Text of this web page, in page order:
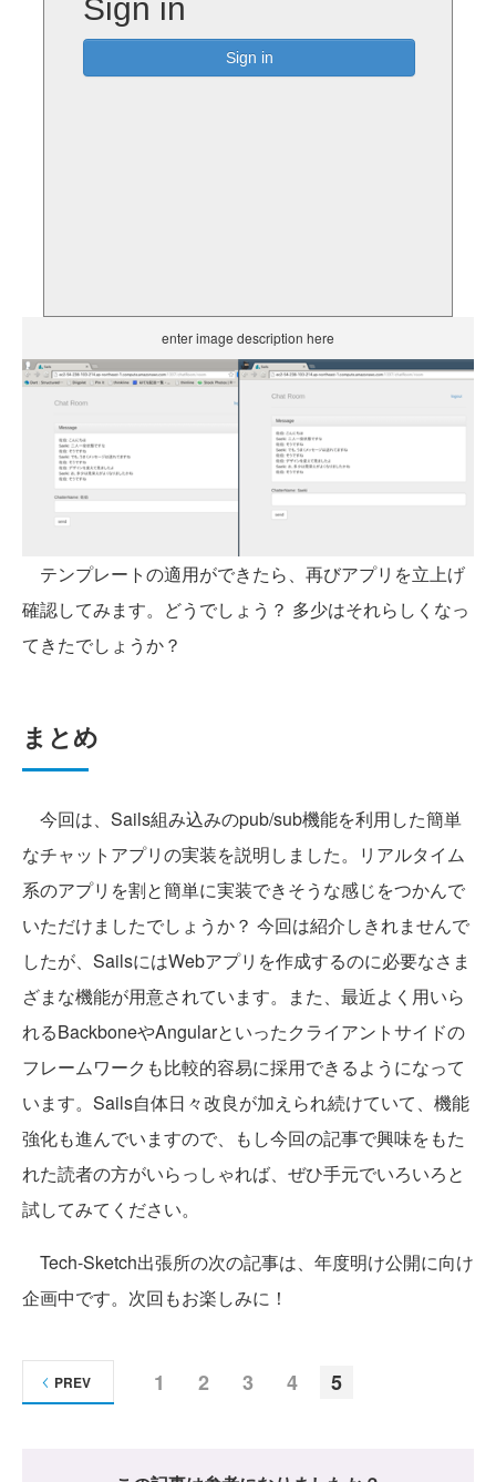
enter image description here
テンプレートの適用ができたら、再びアプリを立上げ
確認してみます。どうでしょう？ 多少はそれらしくなっ
てきたでしょうか？
まとめ
今回は、Sails組み込みのpub/sub機能を利用した簡単
なチャットアプリの実装を説明しました。リアルタイム
系のアプリを割と簡単に実装できそうな感じをつかんで
いただけましたでしょうか？ 今回は紹介しきれませんで
したが、SailsにはWebアプリを作成するのに必要なさま
ざまな機能が用意されています。また、最近よく用いら
れるBackboneやAngularといったクライアントサイドの
フレームワークも比較的容易に採用できるようになって
います。Sails自体日々改良が加えられ続けていて、機能
強化も進んでいますので、もし今回の記事で興味をもた
れた読者の方がいらっしゃれば、ぜひ手元でいろいろと
試してみてください。
Tech-Sketch出張所の次の記事は、年度明け公開に向け
企画中です。次回もお楽しみに！
1 2 3 4 5
PREV